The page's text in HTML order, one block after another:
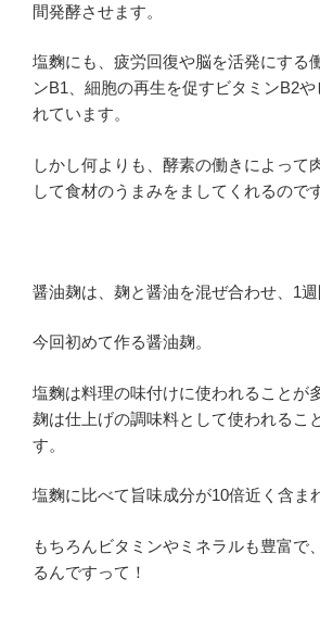
間発酵させます。
塩麴にも、疲労回復や脳を活発にする
ンB1、細胞の再生を促すビタミンB2
れています。
しかし何よりも、酵素の働きによって
して食材のうまみをましてくれるので
醤油麹は、麹と醤油を混ぜ合わせ、1週
今回初めて作る醤油麹。
塩麴は料理の味付けに使われることが
麹は仕上げの調味料として使われるこ
す。
塩麴に比べて旨味成分が10倍近く含ま
もちろんビタミンやミネラルも豊富で
るんですって！